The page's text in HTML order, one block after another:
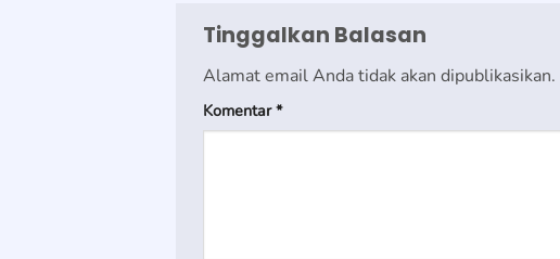
Tinggalkan Balasan
Alamat email Anda tidak akan dipublikasikan.
Komentar*